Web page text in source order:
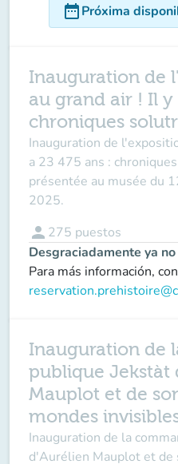
date_rangePróxima
Inauguration de
au grand air ! Il y
chroniques
Inauguration de
a 23 475 ans :
présentée au musée du
2025.
person 275 puestos
Desgraciadamente ya
Para más información,
Inauguration de
publique Jekstàt
Mauplot et de
mondes
Inauguration de la
d'Aurélien Mauplot et de